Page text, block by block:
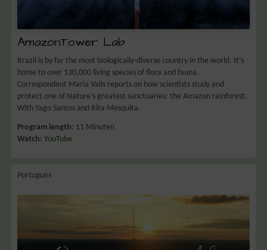
AmazonTower Lab
Brazil is by far the most biologically-diverse country in the world. It’s
home to over 130,000 living species of flora and fauna.
Correspondent Maria Valls reports on how scientists study and
protect one of Nature’s greatest sanctuaries: the Amazon rainforest.
With Yago Santos and Rita Mesquita.
Program length: 11 Minuten
Watch:YouTube
Portogues